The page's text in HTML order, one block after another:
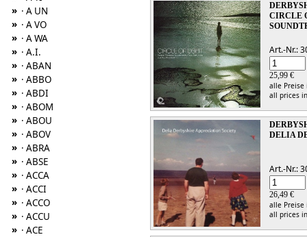
» · A UN
» · A VO
» · A WA
» · A.I.
» · ABAN
» · ABBO
» · ABDI
» · ABOM
» · ABOU
» · ABOV
» · ABRA
» · ABSE
» · ACCA
» · ACCI
» · ACCO
» · ACCU
» · ACE
CIRCLE
Art.-Nr.:
25,99 €
alle
all prices
DELIA
Art.-Nr.:
26,49 €
alle
all prices